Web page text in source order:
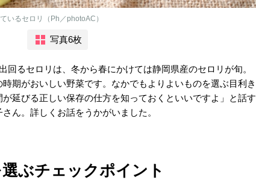
いるセロリ（Ph／photoAC）
写真6枚
回るセロリは、冬から春にかけては静岡県産のセロリが旬。
時期がおいしい野菜です。なかでもよりよいものを選ぶ目利き
延びる正しい保存の仕方を知っておくといいですよ」と話す
ん。詳しくお話をうかがいました。
ぶチェックポイント